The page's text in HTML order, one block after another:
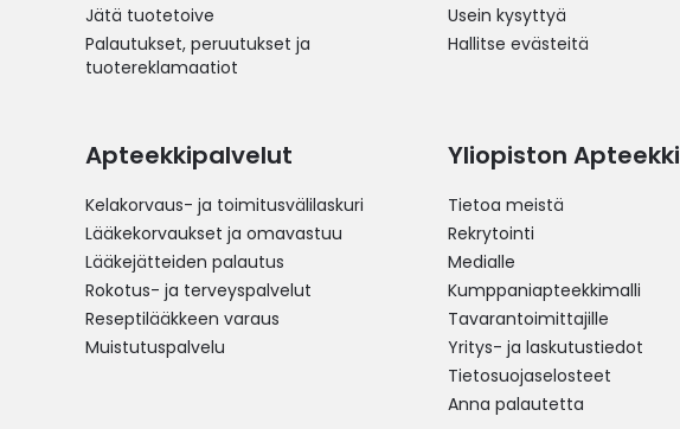
Jätä tuotetoive
Palautukset, peruutukset ja
tuotereklamaatiot
Usein kysyttyä
Hallitse evästeitä
Apteekkipalvelut
Kelakorvaus- ja toimitusvälilaskuri
Lääkekorvaukset ja omavastuu
Lääkejätteiden palautus
Rokotus- ja terveyspalvelut
Reseptilääkkeen varaus
Muistutuspalvelu
Yliopiston Apteekki
Tietoa meistä
Rekrytointi
Medialle
Kumppaniapteekkimalli
Tavarantoimittajille
Yritys- ja laskutustiedot
Tietosuojaselosteet
Anna palautetta